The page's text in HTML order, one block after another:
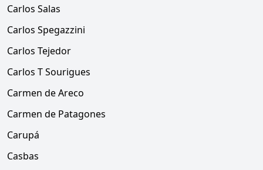
Carlos Salas
Carlos Spegazzini
Carlos Tejedor
Carlos T Sourigues
Carmen de Areco
Carmen de Patagones
Carupá
Casbas